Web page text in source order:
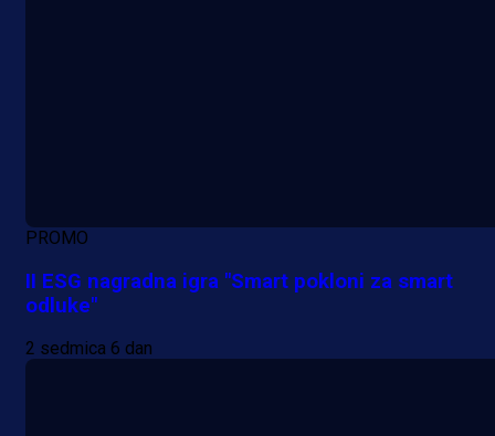
PROMO
II ESG nagradna igra "Smart pokloni za smart
odluke"
2 sedmica 6 dan